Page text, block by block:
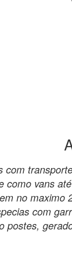
com
como vans
no maximo
com
postes,